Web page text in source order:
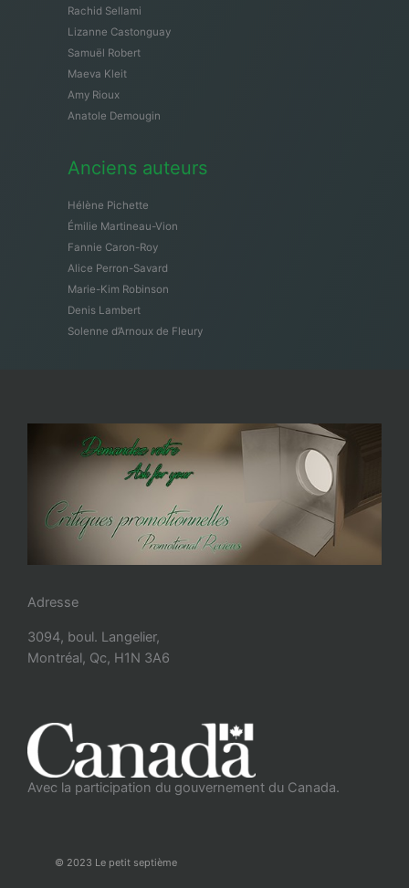
Rachid Sellami
Lizanne Castonguay
Samuël Robert
Maeva Kleit
Amy Rioux
Anatole Demougin
Anciens auteurs
Hélène Pichette
Émilie Martineau-Vion
Fannie Caron-Roy
Alice Perron-Savard
Marie-Kim Robinson
Denis Lambert
Solenne d’Arnoux de Fleury
Adresse
3094, boul. Langelier,
Montréal, Qc, H1N 3A6
Avec la participation du gouvernement du Canada.
© 2023 Le petit septième